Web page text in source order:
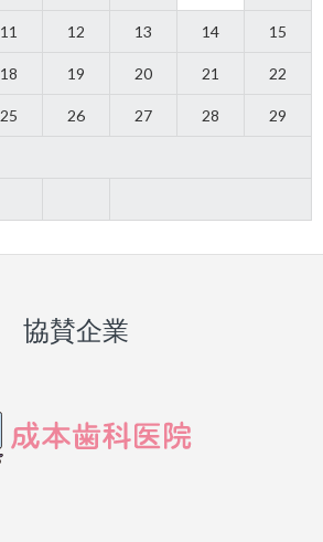
11 12 13 14 15
18 19 20 21 22
25 26 27 28 29
協賛企業